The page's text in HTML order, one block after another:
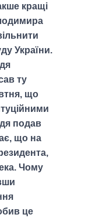
кращі
України.
ту
що
подав
що на
Чому
це